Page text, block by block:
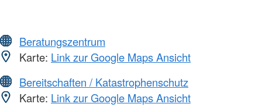
Beratungszentrum
Karte: Link zur Google Maps Ansicht
Bereitschaften / Katastrophenschutz
Karte: Link zur Google Maps Ansicht